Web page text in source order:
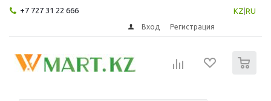
+7 727 31 22 666 KZ RU
Вход Регистрация